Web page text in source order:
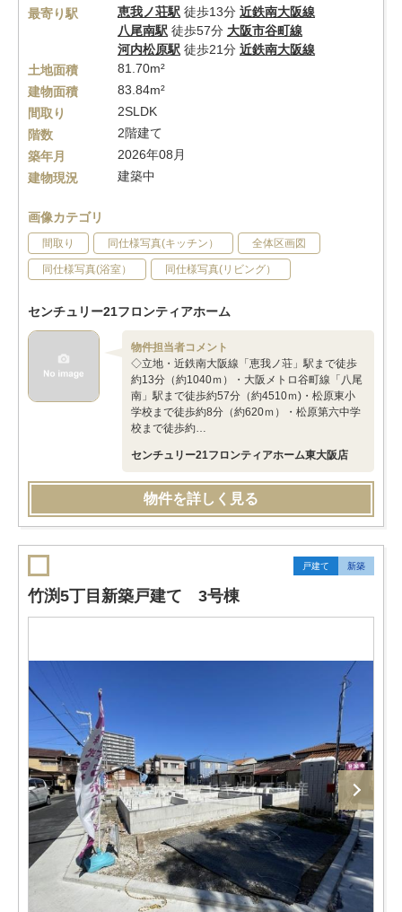
最寄り駅
恵我ノ荘駅 徒歩13分 近鉄南大阪線
八尾南駅 徒歩57分 大阪市谷町線
河内松原駅 徒歩21分 近鉄南大阪線
土地面積
81.70m²
建物面積
83.84m²
間取り
2SLDK
階数
2階建て
築年月
2026年08月
建物現況
建築中
画像カテゴリ
間取り 同仕様写真(キッチン） 全体区画図
同仕様写真(浴室） 同仕様写真(リビング）
センチュリー21フロンティアホーム
物件担当者コメント
◇立地・近鉄南大阪線「恵我ノ荘」駅まで徒歩
約13分（約1040ｍ）・大阪メトロ谷町線「八尾
南」駅まで徒歩約57分（約4510ｍ)・松原東小
学校まで徒歩約8分（約620ｍ）・松原第六中学
校まで徒歩約…
センチュリー21フロンティアホーム東大阪店
物件を詳しく見る
戸建て 新築
竹渕5丁目新築戸建て 3号棟